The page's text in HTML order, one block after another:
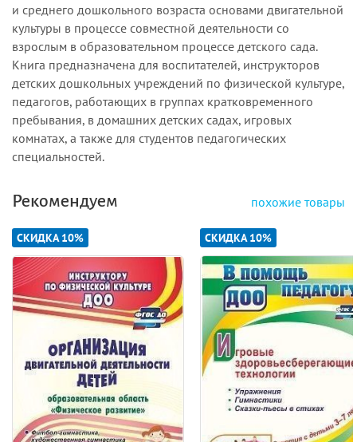
и среднего дошкольного возраста основами двигательной
культуры в процессе совместной деятельности со
взрослым в образовательном процессе детского сада.
Книга предназначена для воспитателей, инструкторов
детских дошкольных учреждений по физической культуре,
педагогов, работающих в группах кратковременного
пребывания, в домашних детских садах, игровых
комнатах, а также для студентов педагогических
специальностей.
Рекомендуем похожие товары
СКИДКА 10% СКИДКА 10%